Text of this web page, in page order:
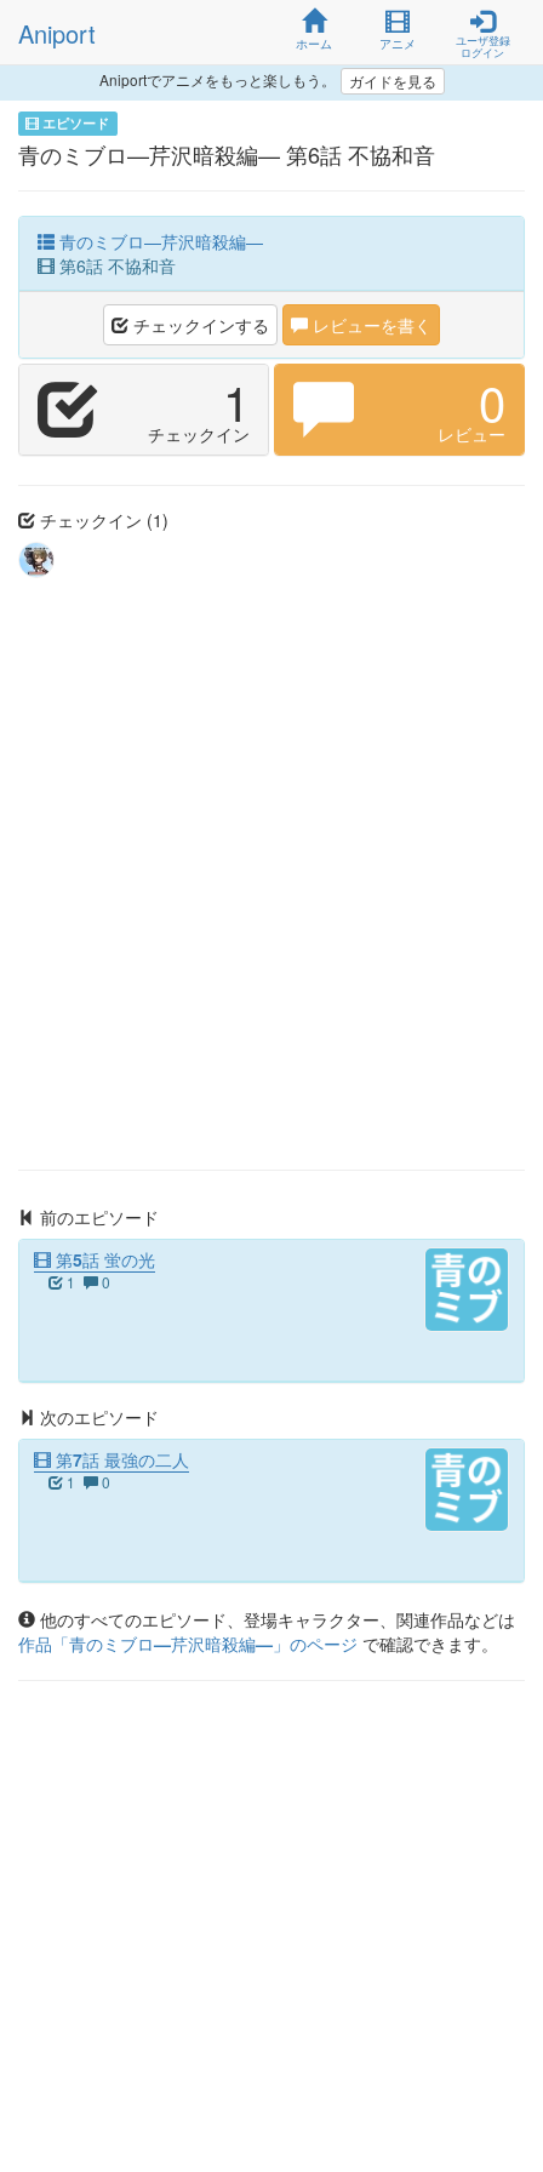
Aniport ホーム アニメ
ユーザ登録
ログイン
Aniportでアニメをもっと楽しもう。 ガイドを見る
エピソード
青のミブロ—芹沢暗殺編— 第6話 不協和音
青のミブロ—芹沢暗殺編—
第6話 不協和音
チェックインする レビューを書く
1
チェックイン 0
レビュー
チェックイン (1)
前のエピソード
第5話 蛍の光
1 0
次のエピソード
第7話 最強の二人
1 0
他のすべてのエピソード、登場キャラクター、関連作品などは
作品「青のミブロ—芹沢暗殺編— 」のページ で確認できます。